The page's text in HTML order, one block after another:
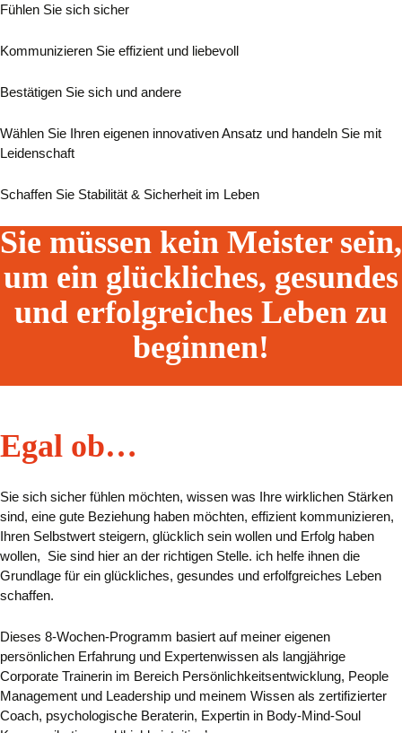
Fühlen Sie sich sicher
Kommunizieren Sie effizient und liebevoll
Bestätigen Sie sich und andere
Wählen Sie Ihren eigenen innovativen Ansatz und handeln Sie mit
Leidenschaft
Schaffen Sie Stabilität & Sicherheit im Leben
Sie müssen kein Meister sein,
um ein glückliches, gesundes
und erfolgreiches Leben zu
beginnen!
Egal ob…
Sie sich sicher fühlen möchten, wissen was Ihre wirklichen Stärken
sind, eine gute Beziehung haben möchten, effizient kommunizieren,
Ihren Selbstwert steigern, glücklich sein wollen und Erfolg haben
wollen, Sie sind hier an der richtigen Stelle. ich helfe ihnen die
Grundlage für ein glückliches, gesundes und erfolfgreiches Leben
schaffen.
Dieses 8-Wochen-Programm basiert auf meiner eigenen
persönlichen Erfahrung und Expertenwissen als langjährige
Corporate Trainerin im Bereich Persönlichkeitsentwicklung, People
Management und Leadership und meinem Wissen als zertifizierter
Coach, psychologische Beraterin, Expertin in Body-Mind-Soul